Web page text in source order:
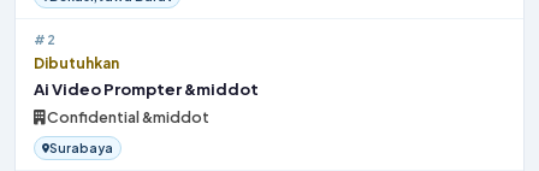
#2
Dibutuhkan
Ai Video Prompter &middot
Confidential &middot
Surabaya